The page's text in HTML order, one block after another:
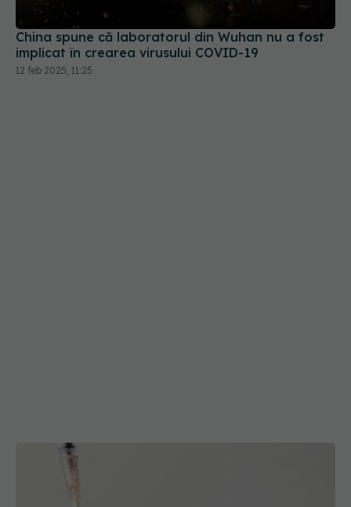
China spune că laboratorul din Wuhan nu a fost
implicat în crearea virusului COVID-19
12 feb 2025, 11:25